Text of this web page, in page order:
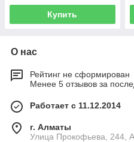
Купить
О нас
Рейтинг не сформирован
Менее 5 отзывов за
Работает с 11.12.2014
г. Алматы
​Улица Прокофьева, 244,